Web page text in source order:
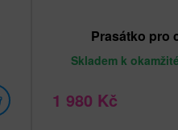
Prasátko pro
Skladem k
1 980 Kč